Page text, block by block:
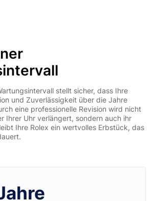
stellt sicher, dass Ihre
und Zuverlässigkeit über die Jahre
eine professionelle Revision wird nicht
Ihrer Uhr verlängert, sondern auch ihr
Ihre Rolex ein wertvolles Erbstück, das